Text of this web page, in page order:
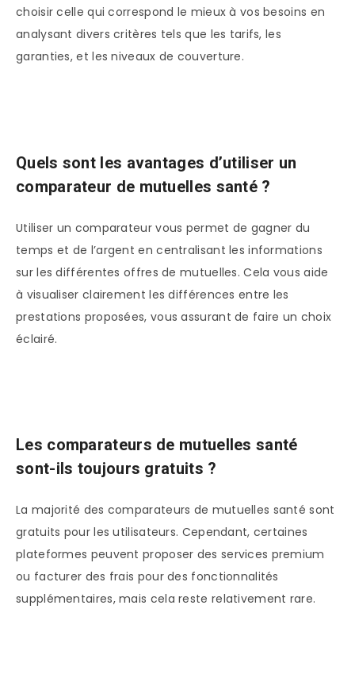
choisir celle qui correspond le mieux à vos besoins en
analysant divers critères tels que les tarifs, les
garanties, et les niveaux de couverture.
Quels sont les avantages d’utiliser un
comparateur de mutuelles santé ?
Utiliser un comparateur vous permet de gagner du
temps et de l’argent en centralisant les informations
sur les différentes offres de mutuelles. Cela vous aide
à visualiser clairement les différences entre les
prestations proposées, vous assurant de faire un choix
éclairé.
Les comparateurs de mutuelles santé
sont-ils toujours gratuits ?
La majorité des comparateurs de mutuelles santé sont
gratuits pour les utilisateurs. Cependant, certaines
plateformes peuvent proposer des services premium
ou facturer des frais pour des fonctionnalités
supplémentaires, mais cela reste relativement rare.